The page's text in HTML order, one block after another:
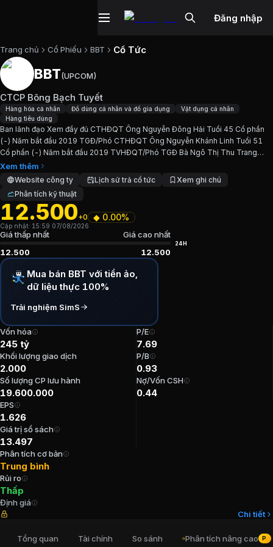
Đăng nhập
Trang chủ Cổ Phiếu BBT Cổ Tức
Cổ phiếuBBT—
Cập nhật: 7/8/2026.
Ngành:Hàng hóa cá nhân, Đồ dùng cá nhân và đồ gia
Giới thiệu
Ban lãnh đạo Xem đầy đủ CTHĐQT Ông Nguyễn Đông
Chỉ số tài chínhBBT
Giá hiện tại: 12500VND
Vốn hóa: 245 tỷ đồng
P/E: 7,69
P/B: 0,93
ROE:
ROA:
Tỷ suất cổ tức:
Ban lãnh đạo CTCP Bông Bạch Tuyết
Trưởng Ban kiểm soát
Tổng Giám đốc
Chủ tịch Hội đồng Quản trị
Kế toán trưởng
Phó Chủ tịch Hội đồng Quản trị
Cổ đông lớn CTCP Bông Bạch Tuyết
Công ty Cổ phần Đầu tư SGI Holdings: 74,94%
BBT(UPCOM)
CTCP Bông Bạch Tuyết
Hàng hóa cá nhân Đồ dùng cá nhân và đồ gia dụng
Vật dụng cá nhân
Hàng tiêu dùng
Ban lãnh đạo Xem đầy đủ CTHĐQT Ông Nguyễn Đông Hải Tuổi 45 Cổ phần
(-) Năm bắt đầu 2019 TGĐ/Phó CTHĐQT Ông Nguyễn Khánh Linh Tuổi 51
Cổ phần (-) Năm bắt đầu 2019 TVHĐQT/Phó TGĐ Bà Ngô Thị Thu Trang
Tuổi 46 Cổ phần (-) Năm bắt đầu 2010 KTT Bà Thiều Thị Cẩm Tú...
Xem thêm
Website công ty Lịch sử trả cổ tức
Xem ghi chú
Phân tích kỹ thuật
12.500+0 ◆ 0.00%
Cập nhật: 15:59 07/08/2026
Giá thấp nhất
Giá cao nhất
12.500
12.500
24H
Mua bán BBT với tiền ảo,
dữ liệu thực 100%
Trải nghiệm SimS
Vốn hóa
245 tỷ
Khối lượng giao dịch
2.000
Số lượng CP lưu hành
19.600.000
P/E
7.69
P/B
0.93
Nợ/Vốn CSH
0.44
EPS
1.626
Giá trị sổ sách
13.497
Phân tích cơ bản
Trung bình
Rủi ro
Thấp
Định giá
Chi tiết
Tổng quan Tài chính So sánh Phân tích nâng cao PRO